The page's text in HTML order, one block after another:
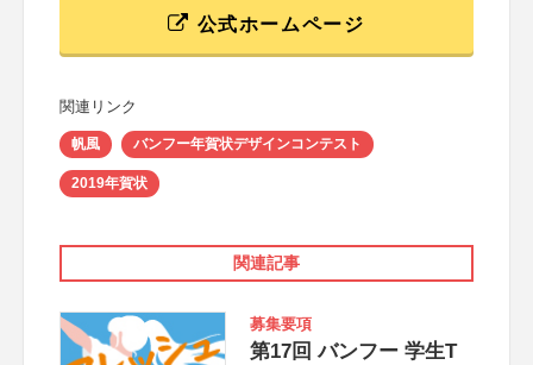
公式ホームページ
関連リンク
帆風 バンフー年賀状デザインコンテスト
2019年賀状
関連記事
募集要項
第17回 バンフー 学生T